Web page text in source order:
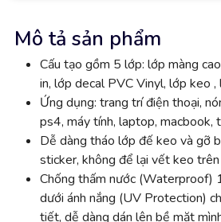
Mô tả sản phẩm
Cấu tạo gồm 5 lớp: lớp màng
in, lớp decal PVC Vinyl, lớp keo
Ứng dụng: trang trí điện thoại,
ps4, máy tính, laptop, macbook,
Dễ dàng tháo lớp đế keo và gỡ
sticker, không để lại vết keo
Chống thấm nước (Waterproof)
dưới ánh nắng (UV Protection)
tiết, dễ dàng dán lên bề mặt